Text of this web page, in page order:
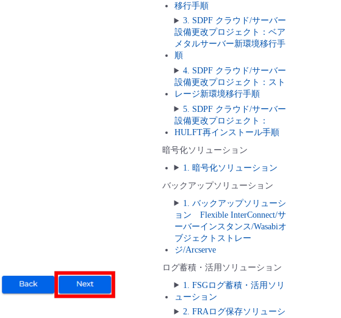
移行手順
3. SDPF クラウド/サーバー
設備更改プロジェクト：ベア
メタルサーバー新環境移行手
順
4. SDPF クラウド/サーバー
設備更改プロジェクト：スト
レージ新環境移行手順
5. SDPF クラウド/サーバー
設備更改プロジェクト：
HULFT再インストール手順
暗号化ソリューション
1. 暗号化ソリューション
バックアップソリューション
1. バックアップソリューシ
ョン Flexible InterConnect/サ
ーバーインスタンス/Wasabiオ
ブジェクトストレー
ジ/Arcserve
ログ蓄積・活用ソリューション
1. FSGログ蓄積・活用ソリ
ューション
2. FRAログ保存ソリューシ